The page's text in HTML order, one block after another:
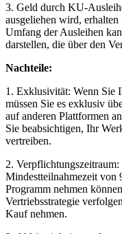
3. Geld durch‍ KU-
ausgeliehen wird, erhalten
Umfang der Ausleihen
darstellen, ⁣die über den
Nachteile:
1. Exklusivität:⁣ Wenn Sie
müssen Sie es exklusiv
auf anderen ‍Plattformen
Sie beabsichtigen, Ihr
vertreiben.
2.
Mindestteilnahmezeit von
⁢Programm nehmen
Vertriebsstrategie
Kauf nehmen.